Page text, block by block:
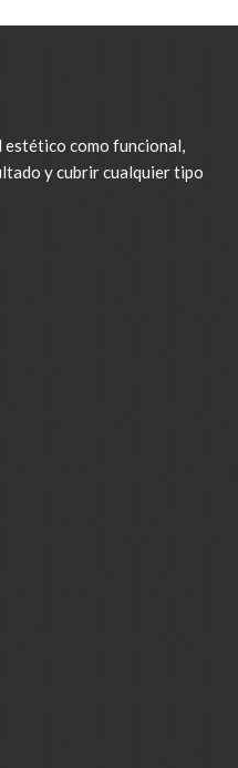
como funcional,
y cubrir cualquier tipo